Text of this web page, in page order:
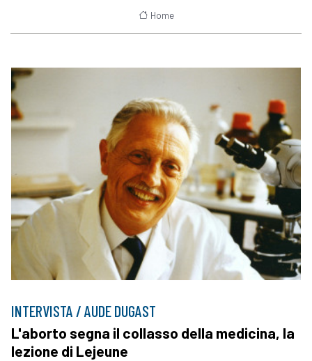
Home
INTERVISTA / AUDE DUGAST
L'aborto segna il collasso della medicina, la
lezione di Lejeune